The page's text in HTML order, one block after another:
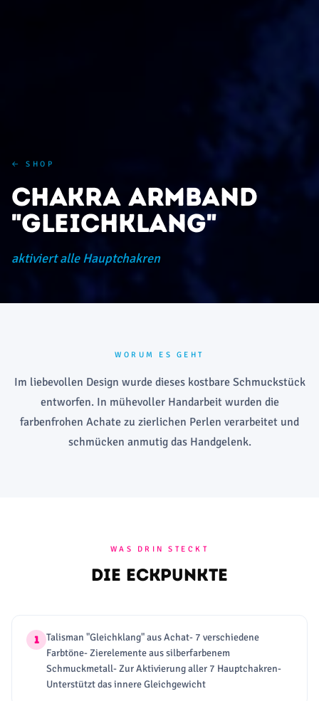
← SHOP
Chakra Armband
"Gleichklang"
aktiviert alle Hauptchakren
WORUM ES GEHT
Im liebevollen Design wurde dieses kostbare Schmuckstück
entworfen. In mühevoller Handarbeit wurden die
farbenfrohen Achate zu zierlichen Perlen verarbeitet und
schmücken anmutig das Handgelenk.
WAS DRIN STECKT
Die Eckpunkte
1
Talisman "Gleichklang" aus Achat- 7 verschiedene
Farbtöne- Zierelemente aus silberfarbenem
Schmuckmetall- Zur Aktivierung aller 7 Hauptchakren-
Unterstützt das innere Gleichgewicht